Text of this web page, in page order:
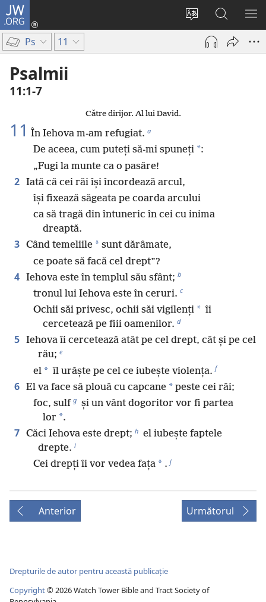
JW.ORG
Schimbaţi
limba
site-
Conectează-
deschide
Căutați
pe
JW.ORG
Ps 11
Psalmii
11:1-7
Către dirijor. Al lui David.
11 În Iehova m-am refugiat. a
De aceea, cum puteți să-mi spuneți *:
„Fugi la munte ca o pasăre!
2 Iată că cei răi își încordează arcul,
își fixează săgeata pe coarda arcului
ca să tragă din întuneric în cei cu inima
dreaptă.
3 Când temeliile * sunt dărâmate,
ce poate să facă cel drept”?
4 Iehova este în templul său sfânt; b
tronul lui Iehova este în ceruri. c
Ochii săi privesc, ochii săi vigilenți * îi
cercetează pe fiii oamenilor. d
5 Iehova îi cercetează atât pe cel drept, cât și pe cel
rău; e
el * îl urăște pe cel ce iubește violența. f
6 El va face să plouă cu capcane * peste cei răi;
foc, sulf g și un vânt dogoritor vor fi partea
lor *.
7 Căci Iehova este drept; h el iubește faptele
drepte. i
Cei drepți îi vor vedea fața * . j
Anterior Următorul
Drepturile de autor pentru această publicație
Copyright©2026Watch Tower Bible and Tract Society of